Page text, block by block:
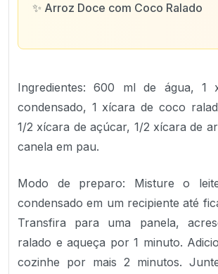
✨ Arroz Doce com Coco Ralado
Ingredientes: 600 ml de água, 1
condensado, 1 xícara de coco
1/2 xícara de açúcar, 1/2 xícara de
canela em pau.
Modo de preparo: Misture o
condensado em um recipiente até
Transfira para uma panela,
ralado e aqueça por 1 minuto.
cozinhe por mais 2 minutos.